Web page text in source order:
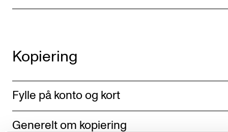
Kopiering
Fylle på konto og kort
Generelt om kopiering